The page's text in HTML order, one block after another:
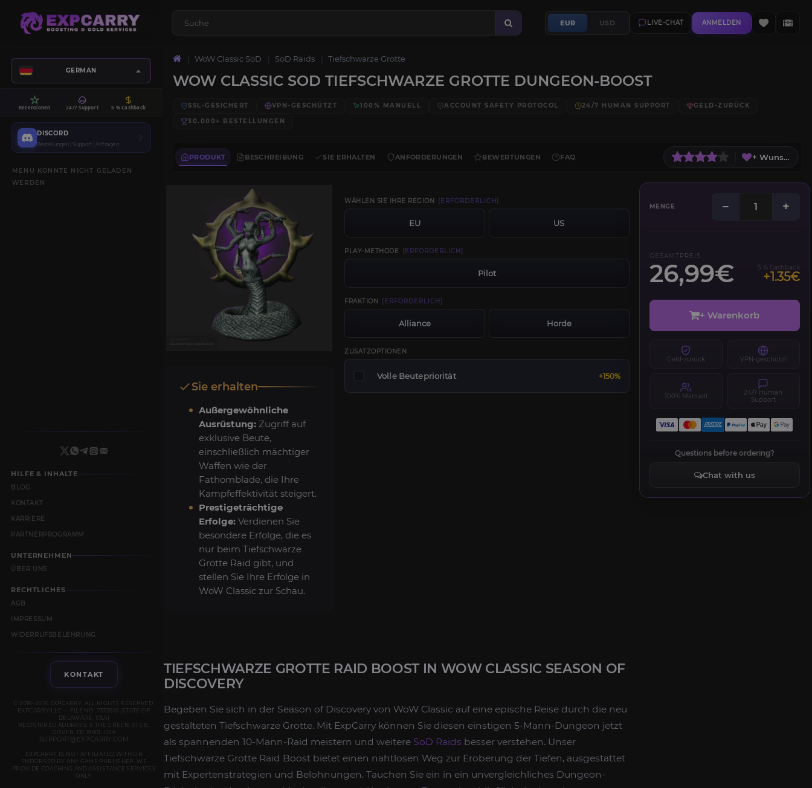
EUR USD LIVE-CHAT ANMELDEN
GERMAN
Rezensionen 24/7 Support 5 % Cashback
DISCORD
Bestellungen | Support | Anfragen
MENU KONNTE NICHT GELADEN
WERDEN
HILFE & INHALTE
BLOG
KONTAKT
KARRIERE
PARTNERPROGRAMM
UNTERNEHMEN
ÜBER UNS
RECHTLICHES
AGB
IMPRESSUM
WIDERRUFSBELEHRUNG
KONTAKT
© 2019–2026 EXPCARRY. ALL RIGHTS RESERVED.
EXPCARRY LLC — FILE NO. 7372610 (STATE OF
DELAWARE, USA)
REGISTERED ADDRESS: 8 THE GREEN, STE B,
DOVER, DE 19901, USA
SUPPORT@EXPCARRY.COM
EXPCARRY IS NOT AFFILIATED WITH OR
ENDORSED BY ANY GAME PUBLISHER. WE
PROVIDE COACHING AND ASSISTANCE SERVICES
ONLY.
WoW Classic SoD SoD Raids Tiefschwarze Grotte
WOW CLASSIC SOD TIEFSCHWARZE GROTTE DUNGEON-BOOST
SSL-GESICHERT VPN-GESCHÜTZT 100% MANUELL ACCOUNT SAFETY PROTOCOL 24/7 HUMAN SUPPORT
GELD-ZURÜCK
30.000+
BESTELLUNGEN
PRODUKT BESCHREIBUNG SIE ERHALTEN ANFORDERUNGEN BEWERTUNGEN FAQ + Wunschliste
WÄHLEN SIE IHRE REGION [ERFORDERLICH]
EU US
PLAY-METHODE [ERFORDERLICH]
Pilot
FRAKTION [ERFORDERLICH]
Alliance Horde
ZUSATZOPTIONEN
Volle Beutepriorität +150%
MENGE − +
GESAMTPREIS
26,99€ 5 % Cashback
+1.35€
+ Warenkorb
Geld-zurück VPN-geschützt
100% Manuell
24/7 Human
Support
Questions before ordering?
Chat with us
Sie erhalten
Außergewöhnliche
Ausrüstung: Zugriff auf
exklusive Beute,
einschließlich mächtiger
Waffen wie der
Fathomblade, die Ihre
Kampfeffektivität steigert.
Prestigeträchtige
Erfolge: Verdienen Sie
besondere Erfolge, die es
nur beim Tiefschwarze
Grotte Raid gibt, und
stellen Sie Ihre Erfolge in
WoW Classic zur Schau.
TIEFSCHWARZE GROTTE RAID BOOST IN WOW CLASSIC SEASON OF
DISCOVERY
Begeben Sie sich in der Season of Discovery von WoW Classic auf eine epische Reise durch die neu
gestalteten Tiefschwarze Grotte. Mit ExpCarry können Sie diesen einstigen 5-Mann-Dungeon jetzt
als spannenden 10-Mann-Raid meistern und weitere SoD Raids besser verstehen. Unser
Tiefschwarze Grotte Raid Boost bietet einen nahtlosen Weg zur Eroberung der Tiefen, ausgestattet
mit Expertenstrategien und Belohnungen. Tauchen Sie ein in ein unvergleichliches Dungeon-